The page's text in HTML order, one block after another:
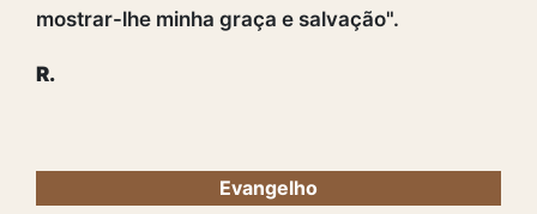
mostrar-lhe minha graça e salvação".
R.
Evangelho